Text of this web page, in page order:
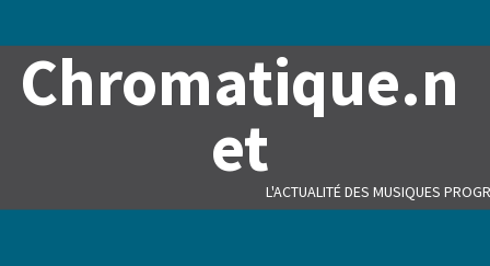
Chromatique.n
et
L'ACTUALITÉ DES MUSIQUES